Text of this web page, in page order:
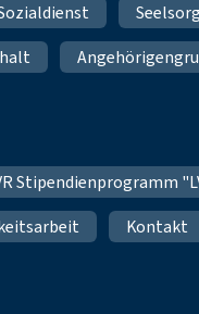
Stipendienprogramm
Kontakt